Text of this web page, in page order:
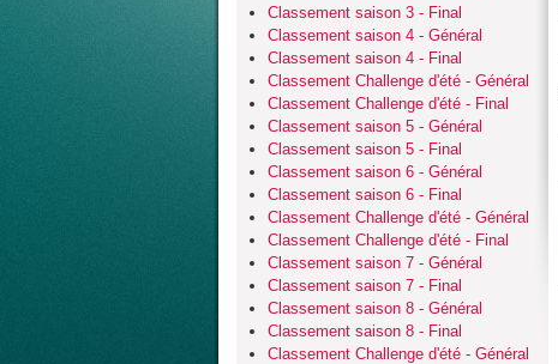
Classement saison 3 - Final
Classement saison 4 - Général
Classement saison 4 - Final
Classement Challenge d'été - Général
Classement Challenge d'été - Final
Classement saison 5 - Général
Classement saison 5 - Final
Classement saison 6 - Général
Classement saison 6 - Final
Classement Challenge d'été - Général
Classement Challenge d'été - Final
Classement saison 7 - Général
Classement saison 7 - Final
Classement saison 8 - Général
Classement saison 8 - Final
Classement Challenge d'été - Général